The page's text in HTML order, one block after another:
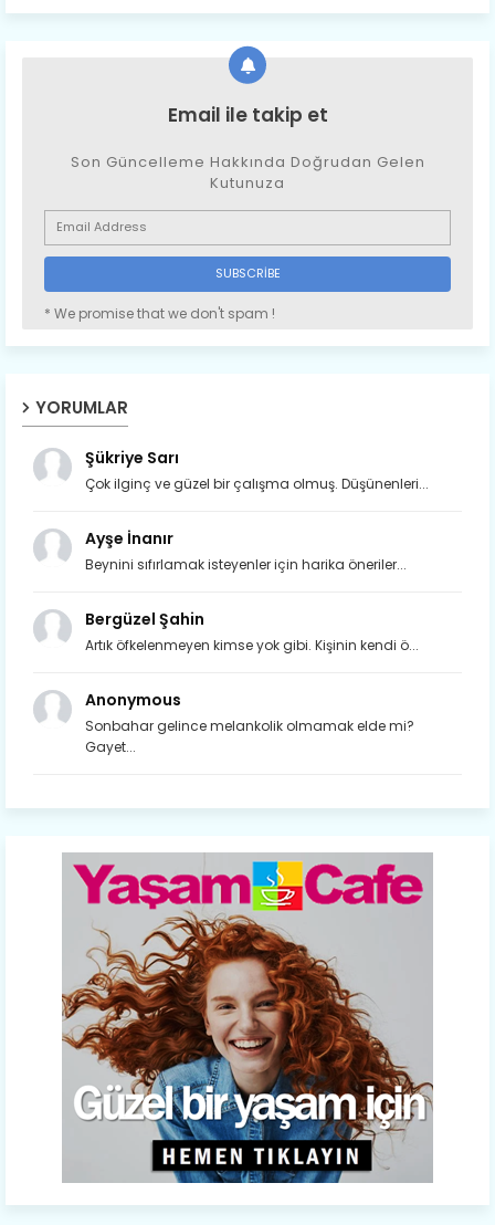
Email ile takip et
Son Güncelleme Hakkında Doğrudan Gelen
Kutunuza
* We promise that we don't spam !
YORUMLAR
Şükriye Sarı
Çok ilginç ve güzel bir çalışma olmuş. Düşünenleri...
Ayşe İnanır
Beynini sıfırlamak isteyenler için harika öneriler...
Bergüzel Şahin
Artık öfkelenmeyen kimse yok gibi. Kişinin kendi ö...
Anonymous
Sonbahar gelince melankolik olmamak elde mi?
Gayet...